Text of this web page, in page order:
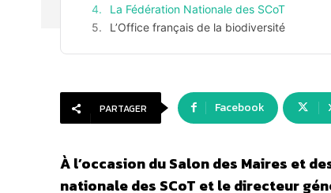
La Fédération Nationale des SCoT
L’Office français de la biodiversité
PARTAGER Facebook
À l’occasion du Salon des Maires et
nationale des SCoT et le directeur